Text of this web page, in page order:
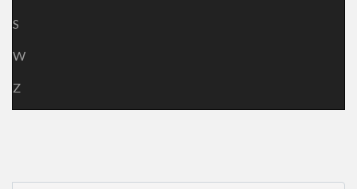
S
W
Z